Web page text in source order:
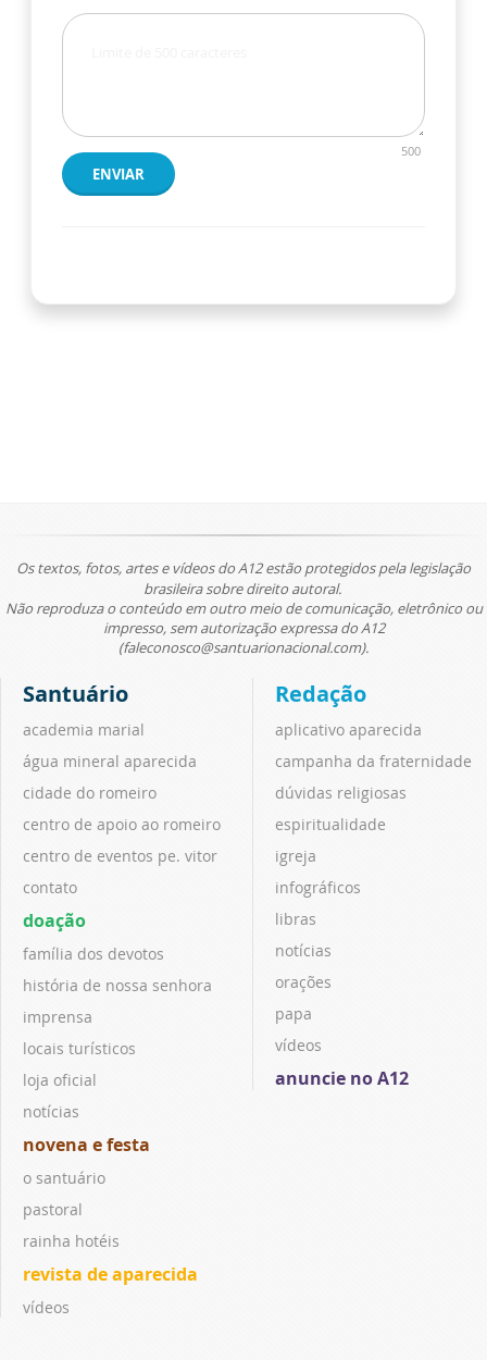
500
ENVIAR
Os textos, fotos, artes e vídeos do A12 estão protegidos pela legislação
brasileira sobre direito autoral.
Não reproduza o conteúdo em outro meio de comunicação, eletrônico ou
impresso, sem autorização expressa do A12
(faleconosco@santuarionacional.com).
Santuário
academia marial
água mineral aparecida
cidade do romeiro
centro de apoio ao romeiro
centro de eventos pe. vitor
contato
doação
família dos devotos
história de nossa senhora
imprensa
locais turísticos
loja oficial
notícias
novena e festa
o santuário
pastoral
rainha hotéis
revista de aparecida
vídeos
Redação
aplicativo aparecida
campanha da fraternidade
dúvidas religiosas
espiritualidade
igreja
infográficos
libras
notícias
orações
papa
vídeos
anuncie no A12